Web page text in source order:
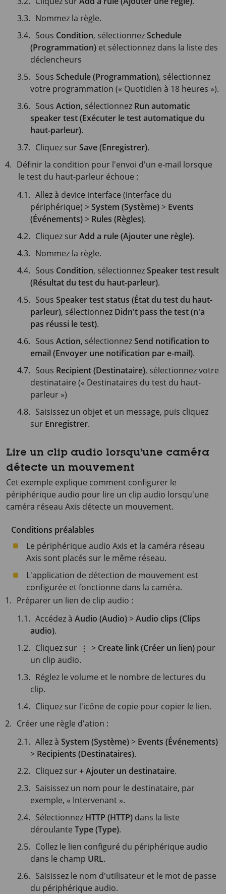
Nommez la règle.
Sous Condition, sélectionnezSchedule
(Programmation) et sélectionnez dans la liste des
déclencheurs
SousSchedule (Programmation), sélectionnez
votre programmation (« Quotidien à 18 heures »).
SousAction, sélectionnez Run automatic
speaker test (Exécuter le test automatique du
haut-parleur).
Cliquez surSave (Enregistrer).
Définir la condition pour l'envoi d'un e-mail lorsque
le test du haut-parleur échoue :
Allez à device interface (interface du
périphérique) >System (Système)> Events
(Événements)> Rules (Règles).
Cliquez surAdd a rule (Ajouter une règle).
Nommez la règle.
Sous Condition, sélectionnezSpeaker test result
(Résultat du test du haut-parleur).
SousSpeaker test status (État du test du haut-
parleur), sélectionnez Didn't pass the test (n'a
pas réussi le test).
SousAction, sélectionnezSend notification to
email (Envoyer une notification par e-mail).
Sous Recipient (Destinataire), sélectionnez votre
destinataire (« Destinataires du test du haut-
parleur »)
Saisissez un objet et un message, puis cliquez
sur Enregistrer.
Lire un clip audio lorsqu'une caméra
détecte un mouvement
Cet exemple explique comment configurer le
périphérique audio pour lire un clip audio lorsqu'une
caméra réseau Axis détecte un mouvement.
Conditions préalables
Le périphérique audio Axis et la caméra réseau
Axis sont placés sur le même réseau.
L'application de détection de mouvement est
configurée et fonctionne dans la caméra.
Préparer un lien de clip audio :
Accédez àAudio (Audio)>Audio clips (Clips
audio).
Cliquez sur
> Create link (Créer un lien) pour
un clip audio.
Réglez le volume et le nombre de lectures du
clip.
Cliquez sur l'icône de copie pour copier le lien.
Créer une règle d'ation :
Allez àSystem (Système)> Events (Événements)
> Recipients (Destinataires).
Cliquez sur+ Ajouter un destinataire.
Saisissez un nom pour le destinataire, par
exemple, « Intervenant ».
Sélectionnez HTTP (HTTP) dans la liste
déroulante Type (Type).
Collez le lien configuré du périphérique audio
dans le champ URL.
Saisissez le nom d'utilisateur et le mot de passe
du périphérique audio.